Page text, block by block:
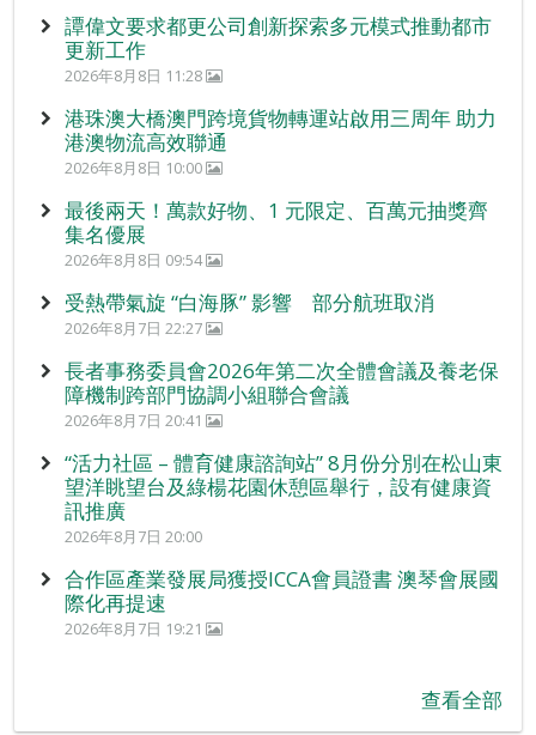
譚偉文要求都更公司創新探索多元模式推動都市
更新工作
2026年8月8日 11:28
港珠澳大橋澳門跨境貨物轉運站啟用三周年 助力
港澳物流高效聯通
2026年8月8日 10:00
最後兩天！萬款好物、1 元限定、百萬元抽獎齊
集名優展
2026年8月8日 09:54
受熱帶氣旋 “白海豚” 影響 部分航班取消
2026年8月7日 22:27
長者事務委員會2026年第二次全體會議及養老保
障機制跨部門協調小組聯合會議
2026年8月7日 20:41
“活力社區 – 體育健康諮詢站” 8月份分別在松山東
望洋眺望台及綠楊花園休憩區舉行，設有健康資
訊推廣
2026年8月7日 20:00
合作區產業發展局獲授ICCA會員證書 澳琴會展國
際化再提速
2026年8月7日 19:21
查看全部